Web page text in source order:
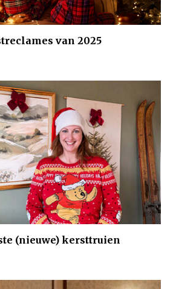
van 2025
(nieuwe) kersttruien